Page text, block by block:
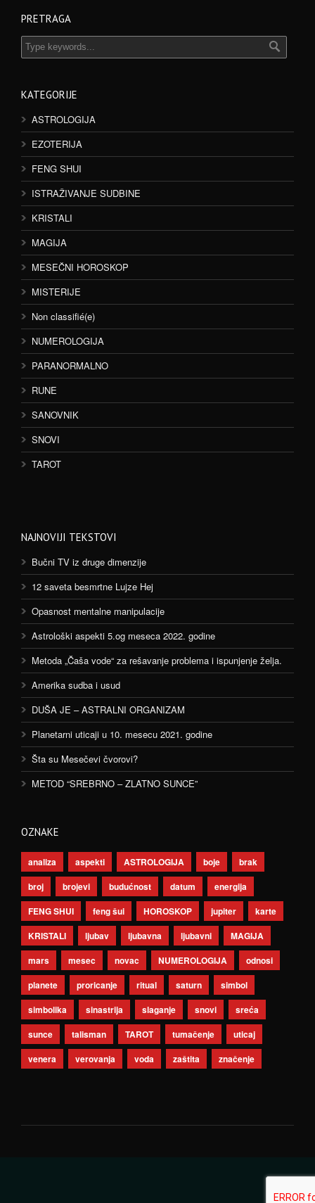
PRETRAGA
KATEGORIJE
ASTROLOGIJA
EZOTERIJA
FENG SHUI
ISTRAŽIVANJE SUDBINE
KRISTALI
MAGIJA
MESEČNI HOROSKOP
MISTERIJE
Non classifié(e)
NUMEROLOGIJA
PARANORMALNO
RUNE
SANOVNIK
SNOVI
TAROT
NAJNOVIJI TEKSTOVI
Bučni TV iz druge dimenzije
12 saveta besmrtne Lujze Hej
Opasnost mentalne manipulacije
Astrološki aspekti 5.og meseca 2022. godine
Metoda „Čaša vode“ za rešavanje problema i ispunjenje želja.
Amerika sudba i usud
DUŠA JE – ASTRALNI ORGANIZAM
Planetarni uticaji u 10. mesecu 2021. godine
Šta su Mesečevi čvorovi?
METOD “SREBRNO – ZLATNO SUNCE”
OZNAKE
analiza aspekti ASTROLOGIJA boje
brak
broj
brojevi budućnost datum
energija
FENG SHUI
feng šui HOROSKOP jupiter
karte
KRISTALI
ljubav ljubavna ljubavni
MAGIJA
mars
mesec novac NUMEROLOGIJA
odnosi
planete
proricanje ritual saturn
simbol
simbolika
sinastrija slaganje snovi
sreća
sunce
talisman TAROT tumačenje
uticaj
venera
verovanja voda zaštita značenje